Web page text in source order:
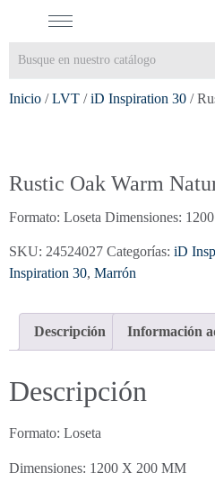
Inicio /LVT /iD Inspiration 30 /
Rustic Oak Warm
Formato: Loseta Dimensiones:
SKU: 24524027 Categorías: iD
Inspiration 30, Marrón
Descripción Información
Descripción
Formato: Loseta
Dimensiones: 1200 X 200 MM